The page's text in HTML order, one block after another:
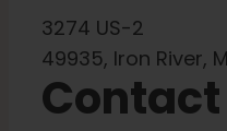
Contact
Boutique
3274 US-2
49935, Iron River,
Contact